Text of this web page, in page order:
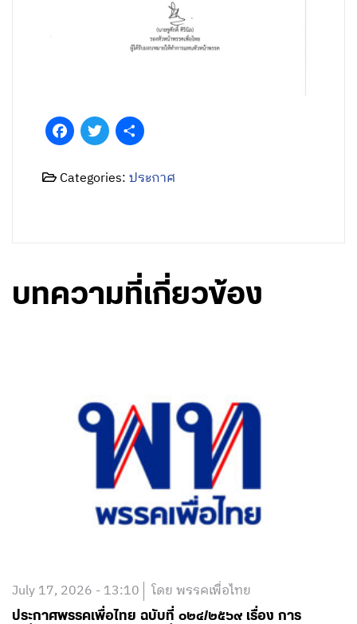
FacebookTwitter
Categories:ประกาศ
บทความที่เกี่ยวข้อง
July 17, 2026 - 13:10 โดย พรรคเพื่อไทย
ประกาศพรรคเพื่อไทย ฉบับที่ ๐๒๔/๒๕๖๙ เรื่อง การ